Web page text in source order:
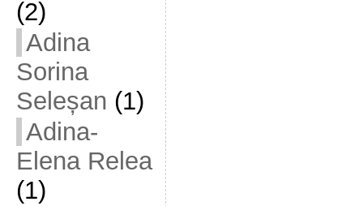
(2)
Adina
Sorina
Seleșan (1)
Adina-
Elena Relea
(1)